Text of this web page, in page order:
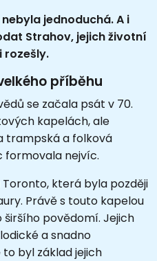
jednoduchá. A i
Strahov, jejich životní
rozešly.
příběhu
se začala psát v 70.
kapelách, ale
trampská a folková
formovala nejvíc.
Toronto, která byla později
Právě s touto kapelou
povědomí. Jejich
a snadno
byl základ jejich